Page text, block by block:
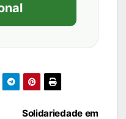
Solidariedade em